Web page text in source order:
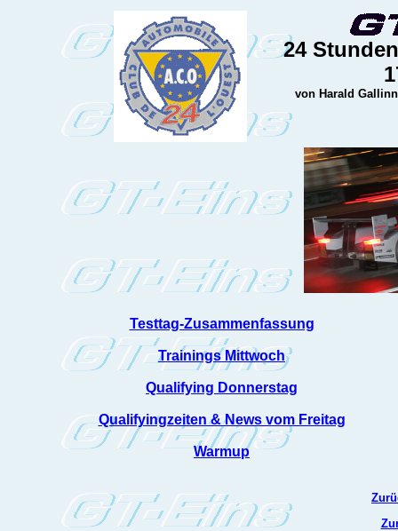
24
von Harald
Testtag-Zusammenfassung
Trainings Mittwoch
Qualifying Donnerstag
Qualifyingzeiten & News vom Freitag
Warmup